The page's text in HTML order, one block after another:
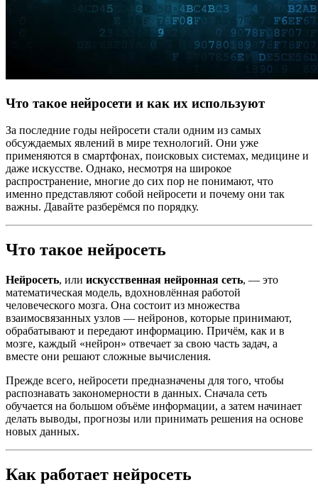
Что такое нейросети и как их используют
За последние годы нейросети стали одним из самых
обсуждаемых явлений в мире технологий. Они уже
применяются в смартфонах, поисковых системах, медицине и
даже искусстве. Однако, несмотря на широкое
распространение, многие до сих пор не понимают, что
именно представляют собой нейросети и почему они так
важны. Давайте разберёмся по порядку.
Что такое нейросеть
Нейросеть, или искусственная нейронная сеть, — это
математическая модель, вдохновлённая работой
человеческого мозга. Она состоит из множества
взаимосвязанных узлов — нейронов, которые принимают,
обрабатывают и передают информацию. Причём, как и в
мозге, каждый «нейрон» отвечает за свою часть задач, а
вместе они решают сложные вычисления.
Прежде всего, нейросети предназначены для того, чтобы
распознавать закономерности в данных. Сначала сеть
обучается на большом объёме информации, а затем начинает
делать выводы, прогнозы или принимать решения на основе
новых данных.
Как работает нейросеть